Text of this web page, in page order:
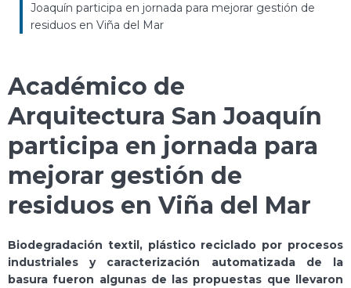
Joaquín participa en jornada para mejorar gestión de
residuos en Viña del Mar
Académico de
Arquitectura San Joaquín
participa en jornada para
mejorar gestión de
residuos en Viña del Mar
Biodegradación textil, plástico reciclado por procesos
industriales y caracterización automatizada de la
basura fueron algunas de las propuestas que llevaron